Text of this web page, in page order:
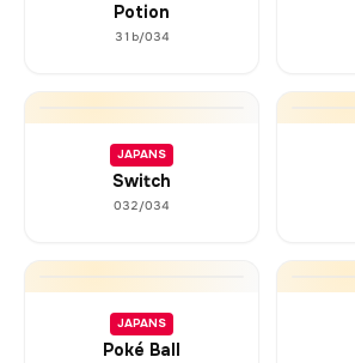
Potion
31b/034
JAPANS
Switch
032/034
JAPANS
Poké Ball